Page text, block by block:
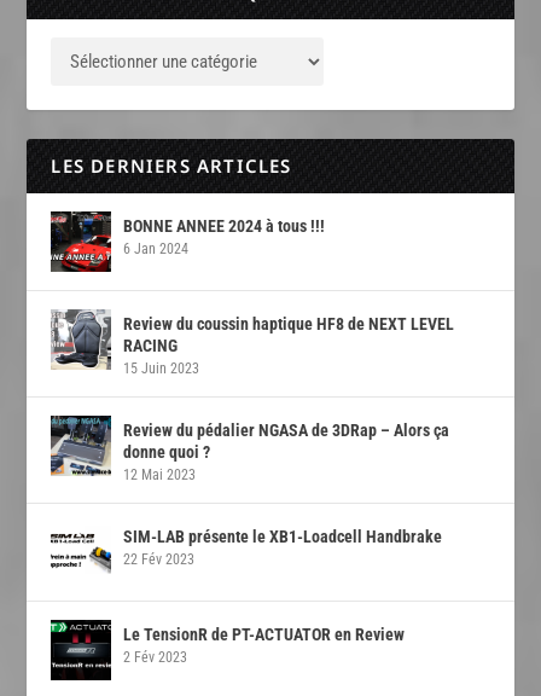
LES DERNIERS ARTICLES
BONNE ANNEE 2024 à tous !!!
6 Jan 2024
Review du coussin haptique HF8 de NEXT LEVEL
RACING
15 Juin 2023
Review du pédalier NGASA de 3DRap – Alors ça
donne quoi ?
12 Mai 2023
SIM-LAB présente le XB1-Loadcell Handbrake
22 Fév 2023
Le TensionR de PT-ACTUATOR en Review
2 Fév 2023